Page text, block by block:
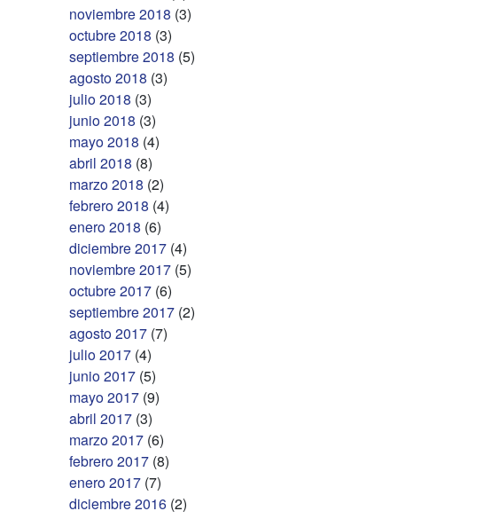
noviembre 2018 (3)
octubre 2018 (3)
septiembre 2018 (5)
agosto 2018 (3)
julio 2018 (3)
junio 2018 (3)
mayo 2018 (4)
abril 2018 (8)
marzo 2018 (2)
febrero 2018 (4)
enero 2018 (6)
diciembre 2017 (4)
noviembre 2017 (5)
octubre 2017 (6)
septiembre 2017 (2)
agosto 2017 (7)
julio 2017 (4)
junio 2017 (5)
mayo 2017 (9)
abril 2017 (3)
marzo 2017 (6)
febrero 2017 (8)
enero 2017 (7)
diciembre 2016 (2)